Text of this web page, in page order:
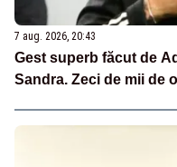
7 aug. 2026, 20:43
Gest superb făcut de
Sandra. Zeci de mii de